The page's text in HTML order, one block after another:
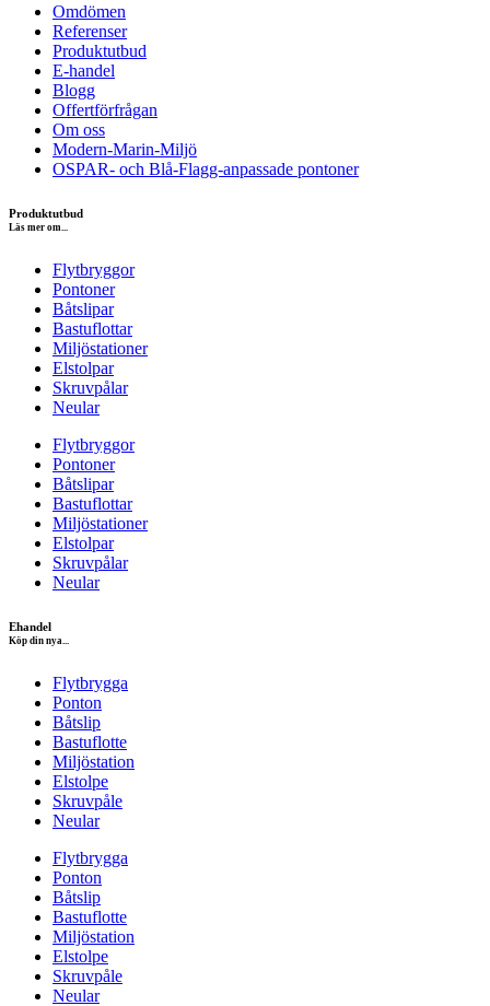
Omdömen
Referenser
Produktutbud
E-handel
Blogg
Offertförfrågan
Om oss
Modern-Marin-Miljö
OSPAR- och Blå-Flagg-anpassade pontoner
Produktutbud
Läs mer om...
Flytbryggor
Pontoner
Båtslipar
Bastuflottar
Miljöstationer
Elstolpar
Skruvpålar
Neular
Flytbryggor
Pontoner
Båtslipar
Bastuflottar
Miljöstationer
Elstolpar
Skruvpålar
Neular
Ehandel
Köp din nya...
Flytbrygga
Ponton
Båtslip
Bastuflotte
Miljöstation
Elstolpe
Skruvpåle
Neular
Flytbrygga
Ponton
Båtslip
Bastuflotte
Miljöstation
Elstolpe
Skruvpåle
Neular